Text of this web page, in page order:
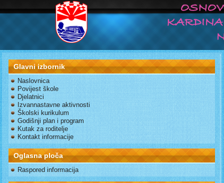
Glavni izbornik
Naslovnica
Povijest škole
Djelatnici
Izvannastavne aktivnosti
Školski kurikulum
Godišnji plan i program
Kutak za roditelje
Kontakt informacije
Oglasna ploča
Raspored informacija